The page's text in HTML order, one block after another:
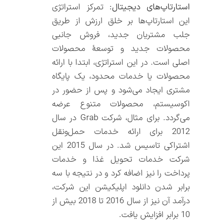
استارتاپ‌های دیجیتال: تمرکز استراتژی
این استارتاپ‌ها بر خلق ارزش از طریق
جلب مشتریان جدید، فروش جانبی
محصولات جدید و توسعۀ محصولات
اصلی است. در این استراتژی، ابتدا با ارائه
محصولات یا خدمات محدود، یک پایگاه
مشتری ایجاد می‌شود و پس از حضور در
اکوسیستم، محصولات متنوع عرضه
می‌گردد. برای مثال، شرکت Grab در سال
2012 برای ارائه خدمات حمل‌و‌نقل
اشتراکی تاسیس شد. در سال 2015 این
شرکت خدمات تحویل غذا و خدمات
پرداخت را نیز اضافه کرد و در نتیجه با سه
برابر شدن دانلود اپلیکیشن این شرکت،
درآمد آن نیز از سال 2016 تا 2018 بیش از
10 برابر افزایش یافت.